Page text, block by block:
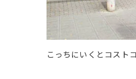
こっちにいくとコスト